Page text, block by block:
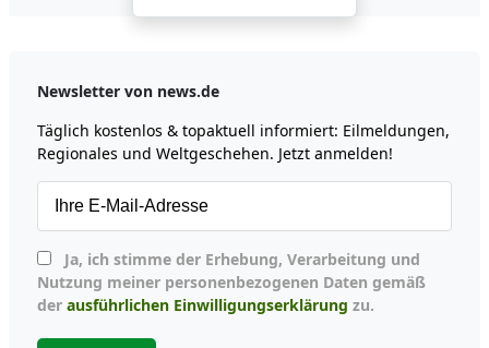
Newsletter von news.de
Täglich kostenlos & topaktuell informiert: Eilmeldungen,
Regionales und Weltgeschehen. Jetzt anmelden!
Nutzung meiner personenbezogenen Daten gemäß
der ausführlichen Einwilligungserklärung zu.